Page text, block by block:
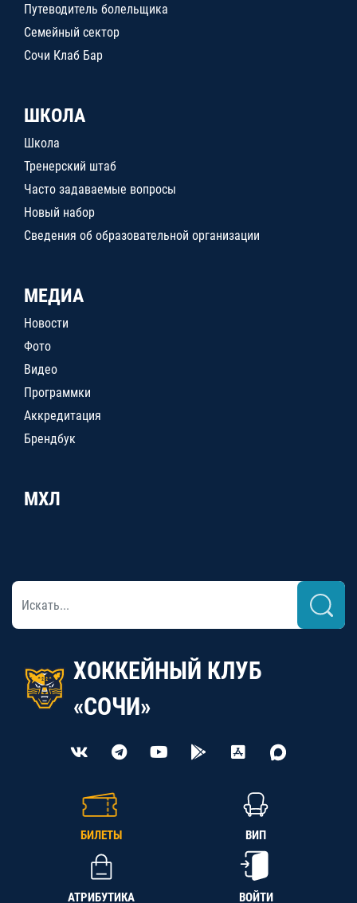
Путеводитель болельщика
Семейный сектор
Сочи Клаб Бар
ШКОЛА
Школа
Тренерский штаб
Часто задаваемые вопросы
Новый набор
Сведения об образовательной организации
МЕДИА
Новости
Фото
Видео
Программки
Аккредитация
Брендбук
МХЛ
ХОККЕЙНЫЙ КЛУБ
«СОЧИ»
БИЛЕТЫ ВИП
АТРИБУТИКА ВОЙТИ